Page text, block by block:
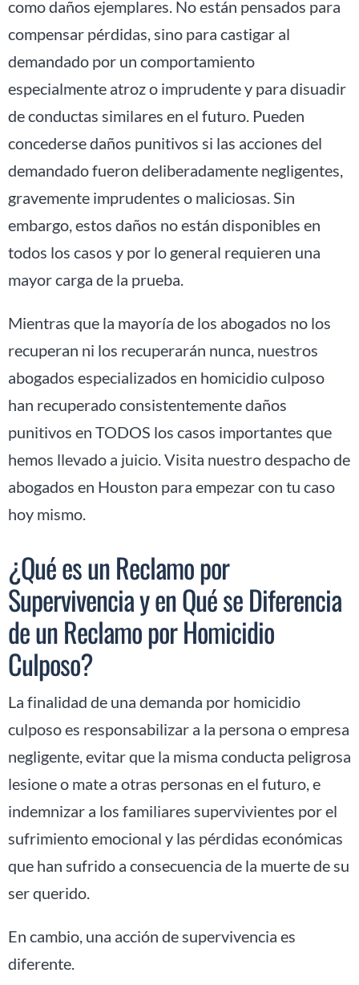
como daños ejemplares. No están pensados para
compensar pérdidas, sino para castigar al
demandado por un comportamiento
especialmente atroz o imprudente y para disuadir
de conductas similares en el futuro. Pueden
concederse daños punitivos si las acciones del
demandado fueron deliberadamente negligentes,
gravemente imprudentes o maliciosas. Sin
embargo, estos daños no están disponibles en
todos los casos y por lo general requieren una
mayor carga de la prueba.
Mientras que la mayoría de los abogados no los
recuperan ni los recuperarán nunca, nuestros
abogados especializados en homicidio culposo
han recuperado consistentemente daños
punitivos en TODOS los casos importantes que
hemos llevado a juicio. Visita nuestro despacho de
abogados en Houston para empezar con tu caso
hoy mismo.
¿Qué es un Reclamo por
Supervivencia y en Qué se Diferencia
de un Reclamo por Homicidio
Culposo?
La finalidad de una demanda por homicidio
culposo es responsabilizar a la persona o empresa
negligente, evitar que la misma conducta peligrosa
lesione o mate a otras personas en el futuro, e
indemnizar a los familiares supervivientes por el
sufrimiento emocional y las pérdidas económicas
que han sufrido a consecuencia de la muerte de su
ser querido.
En cambio, una acción de supervivencia es
diferente.